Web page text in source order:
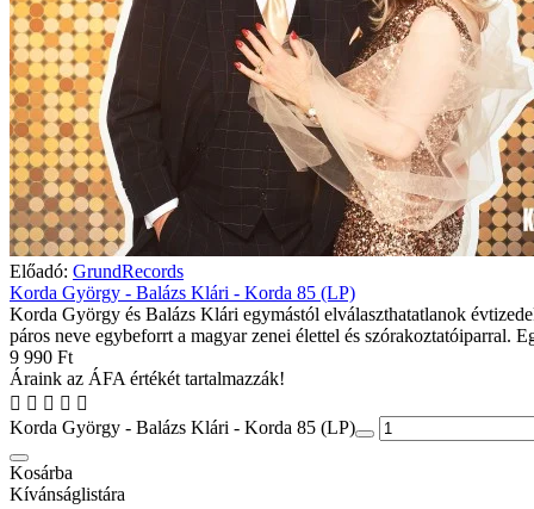
Előadó: GrundRecords
Korda György - Balázs Klári - Korda 85 (LP)
Korda György és Balázs Klári egymástól elválaszthatatlanok
páros neve egybeforrt a magyar zenei élettel és szórakoztatóiparral.
9 990 Ft
Áraink az ÁFA értékét tartalmazzák!
Korda György - Balázs Klári - Korda 85 (LP)
Kosárba
Kívánságlistára